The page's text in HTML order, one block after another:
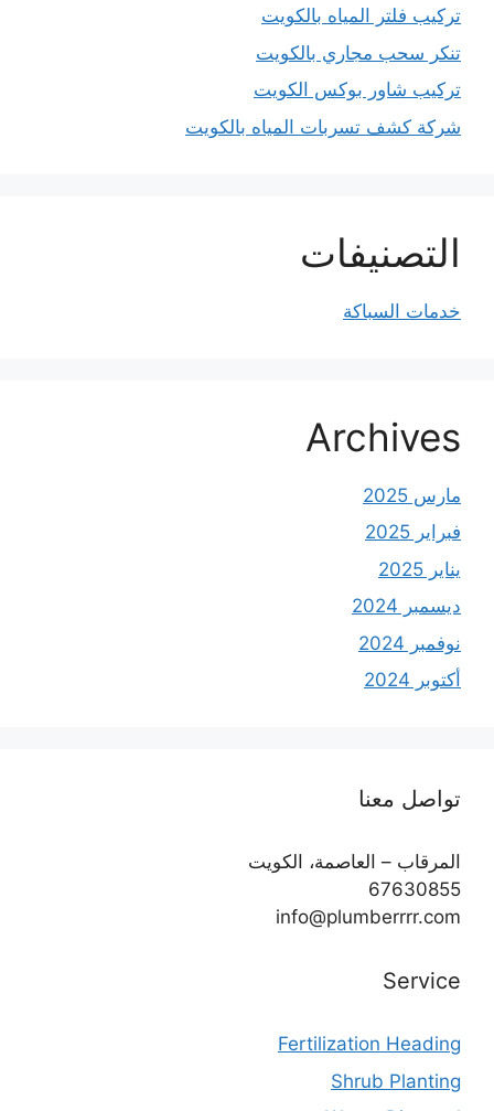
تركيب فلتر المياه بالكويت
تنكر سحب مجاري بالكويت
تركيب شاور بوكس الكويت
شركة كشف تسربات المياه بالكويت
التصنيفات
خدمات السباكة
Archives
مارس 2025
فبراير 2025
يناير 2025
ديسمبر 2024
نوفمبر 2024
أكتوبر 2024
تواصل معنا
المرقاب – العاصمة، الكويت
67630855
info@plumberrrr.com
Service
Fertilization Heading
Shrub Planting